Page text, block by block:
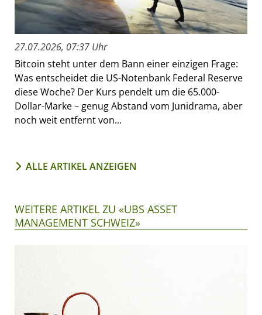
27.07.2026, 07:37 Uhr
Bitcoin steht unter dem Bann einer einzigen Frage:
Was entscheidet die US-Notenbank Federal Reserve
diese Woche? Der Kurs pendelt um die 65.000-
Dollar-Marke – genug Abstand vom Junidrama, aber
noch weit entfernt von...
ALLE ARTIKEL ANZEIGEN
WEITERE ARTIKEL ZU «UBS ASSET
MANAGEMENT SCHWEIZ»